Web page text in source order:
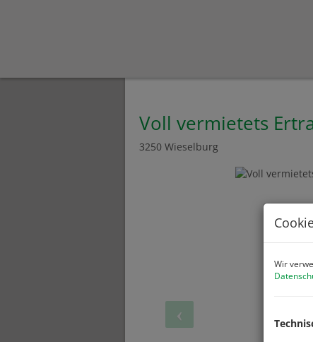
Voll vermietets
3250 Wieselburg
Wir